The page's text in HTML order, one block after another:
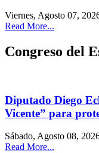
Viernes, Agosto 07,
Read More...
Congreso del
Diputado Diego
Vicente” para
Sábado, Agosto 08,
Read More...